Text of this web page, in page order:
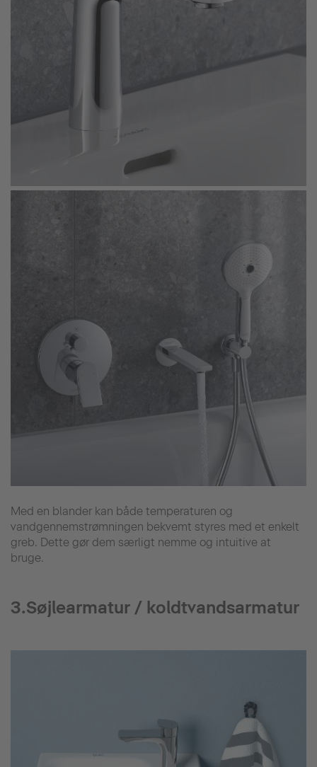
Med en blander kan både temperaturen og
vandgennemstrømningen bekvemt styres med et enkelt
greb. Dette gør dem særligt nemme og intuitive at
bruge.
3.Søjlearmatur / koldtvandsarmatur